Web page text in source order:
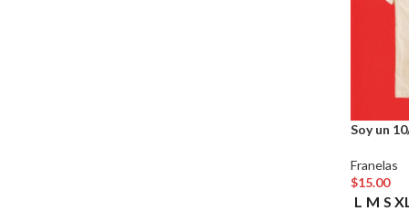
Soy un
Franelas
$15.00
L M S